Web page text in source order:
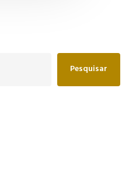
Pesquisar